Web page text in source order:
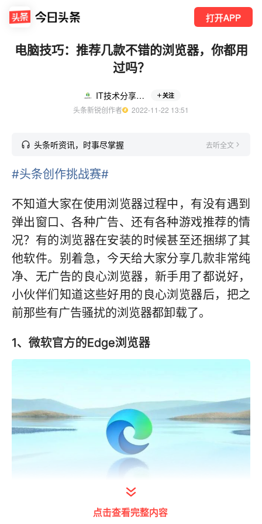
打开APP
电脑技巧：推荐几款不错的浏览器，你都用
过吗？
IT技术分享社区 关注
头条新锐创作者
  2022-11-22 13:51
头条听资讯，时事尽掌握 去听全文
#头条创作挑战赛#
不知道大家在使用浏览器过程中，有没有遇到
弹出窗口、各种广告、还有各种游戏推荐的情
况？有的浏览器在安装的时候甚至还捆绑了其
他软件。别着急，今天给大家分享几款非常纯
净、无广告的良心浏览器，新手用了都说好，
小伙伴们知道这些好用的良心浏览器后，把之
前那些有广告骚扰的浏览器都卸载了。
1、微软官方的Edge浏览器
打开今日头条查看图片详情
点击查看完整内容